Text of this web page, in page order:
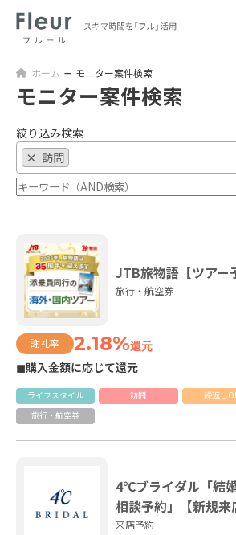
ホーム モニター案件検索
モニター案件検索
絞り込み検索
× 訪問
JTB旅物語【ツアー
旅行・航空券
謝礼率 2.18%還元
◼購入金額に応じて還元
ライフスタイル 訪問 繰返し
旅行・航空券
4℃ブライダル「結
相談予約」【新規来
来店予約